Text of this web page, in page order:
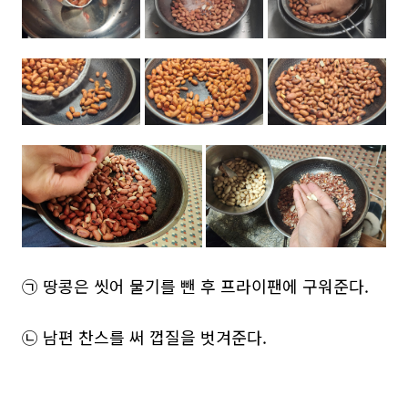
㉠ 땅콩은 씻어 물기를 뺀 후 프라이팬에 구워준다.
㉡ 남편 찬스를 써 껍질을 벗겨준다.